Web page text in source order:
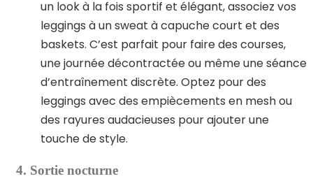
un look à la fois sportif et élégant, associez vos
leggings à un sweat à capuche court et des
baskets. C’est parfait pour faire des courses,
une journée décontractée ou même une séance
d’entraînement discrète. Optez pour des
leggings avec des empiècements en mesh ou
des rayures audacieuses pour ajouter une
touche de style.
4. Sortie nocturne